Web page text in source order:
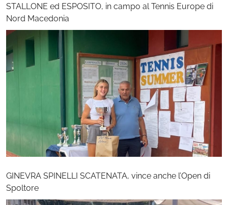
STALLONE ed ESPOSITO, in campo al Tennis Europe di
Nord Macedonia
GINEVRA SPINELLI SCATENATA, vince anche l’Open di
Spoltore